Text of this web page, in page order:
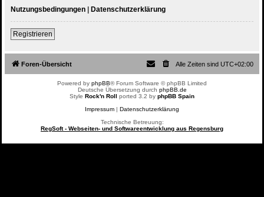
Nutzungsbedingungen | Datenschutzerklärung
Registrieren
Foren-Übersicht Alle Zeiten sind UTC+02:00
Powered by phpBB® Forum Software © phpBB Limited
Deutsche Übersetzung durch phpBB.de
Style Rock'n Roll ported 3.2 by phpBB Spain
Impressum | Datenschutzerklärung
Technische Betreuung:
RegSoft - Webseiten- und Softwareentwicklung aus Regensburg